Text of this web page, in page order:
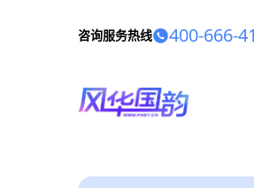
咨询服务热线 400-666-